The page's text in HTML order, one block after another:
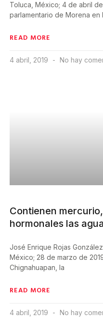
Toluca, México; 4 de abril
parlamentario de Morena en
READ MORE
4 abril, 2019 No hay
Contienen
hormonales las
José Enrique Rojas
México; 28 de marzo de
Chignahuapan, la
READ MORE
4 abril, 2019 No hay